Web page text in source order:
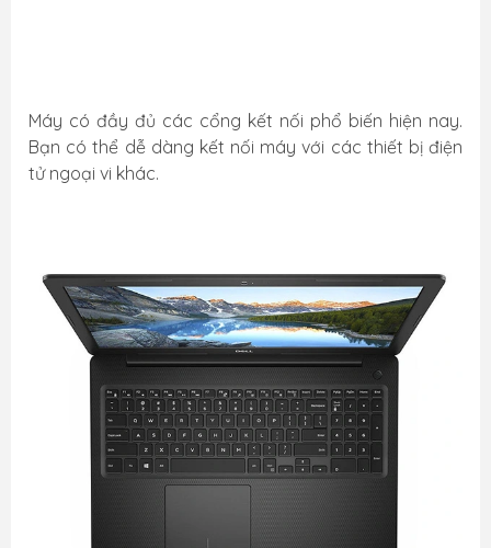
Máy có đầy đủ các cổng kết nối phổ biến hiện nay.
Bạn có thể dễ dàng kết nối máy với các thiết bị điện
tử ngoại vi khác.